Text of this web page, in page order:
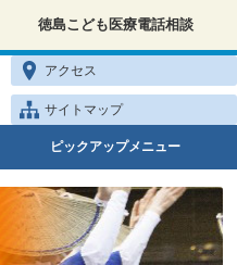
徳島こども医療電話相談
アクセス
サイトマップ
ピックアップメニュー